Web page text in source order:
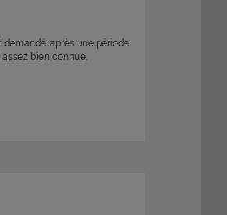
après une période
bien connue.